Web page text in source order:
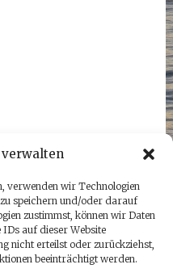
verwenden wir Technologien
speichern und/oder darauf
zustimmst, können wir Daten
auf dieser Website
nicht erteilst oder zurückziehst,
beeinträchtigt werden.